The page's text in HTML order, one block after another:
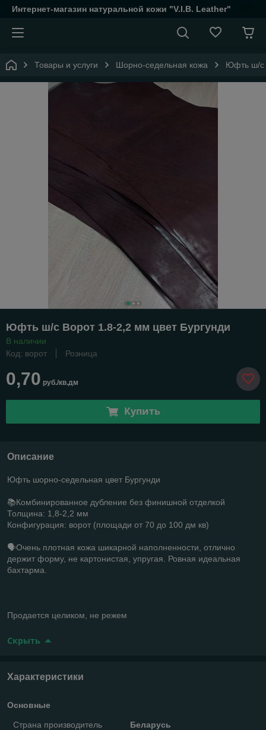
Интернет-магазин натуральной кожи "V.I.B. Leather"
Товары и услуги Шорно-седельная кожа Юфть ш/с
Юфть ш/с Ворот 1.8-2,2 мм цвет Бургунди
В наличии
Код: ворот
Розница
0,70 руб./кв.дм
Купить
Описание
Юфть шорно-седельная цвет Бургунди
📚Комбинированное дубление без финишной отделкой
Толщина: 1,8-2,2 мм
Конфигурация: ворот (площади от 70 до 100 дм кв)
🗣️Очень плотная кожа шикарной наполненности, отлично
держит форму, не картонистая, упругая. Ровная идеальная
бахтарма.
Продается целиком, не режем
Скрыть
Характеристики
Основные
Страна производитель
Беларусь